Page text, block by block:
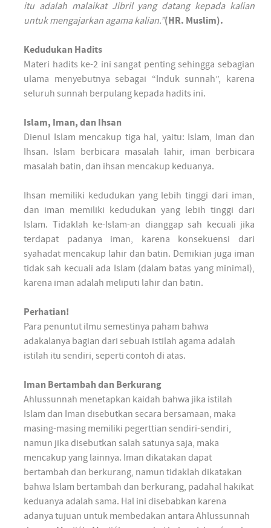
itu adalah malaikat Jibril yang datang kepada kalian
untuk mengajarkan agama kalian.”(HR. Muslim).
Kedudukan Hadits
Materi hadits ke-2 ini sangat penting sehingga sebagian
ulama menyebutnya sebagai “Induk sunnah”, karena
seluruh sunnah berpulang kepada hadits ini.
Islam, Iman, dan Ihsan
Dienul Islam mencakup tiga hal, yaitu: Islam, Iman dan
Ihsan. Islam berbicara masalah lahir, iman berbicara
masalah batin, dan ihsan mencakup keduanya.
Ihsan memiliki kedudukan yang lebih tinggi dari iman,
dan iman memiliki kedudukan yang lebih tinggi dari
Islam. Tidaklah ke-Islam-an dianggap sah kecuali jika
terdapat padanya iman, karena konsekuensi dari
syahadat mencakup lahir dan batin. Demikian juga iman
tidak sah kecuali ada Islam (dalam batas yang minimal),
karena iman adalah meliputi lahir dan batin.
Perhatian!
Para penuntut ilmu semestinya paham bahwa
adakalanya bagian dari sebuah istilah agama adalah
istilah itu sendiri, seperti contoh di atas.
Iman Bertambah dan Berkurang
Ahlussunnah menetapkan kaidah bahwa jika istilah
Islam dan Iman disebutkan secara bersamaan, maka
masing-masing memiliki pegerttian sendiri-sendiri,
namun jika disebutkan salah satunya saja, maka
mencakup yang lainnya. Iman dikatakan dapat
bertambah dan berkurang, namun tidaklah dikatakan
bahwa Islam bertambah dan berkurang, padahal hakikat
keduanya adalah sama. Hal ini disebabkan karena
adanya tujuan untuk membedakan antara Ahlussunnah